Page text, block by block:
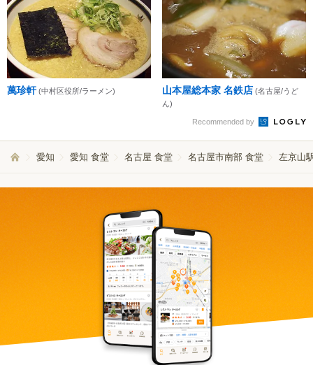
萬珍軒 (中村区役所/ラーメン) 山本屋総本家 名鉄店 (名古屋/うど
ん)
Recommended by
愛知 愛知 食堂 名古屋 食堂 名古屋市南部 食堂 左京山